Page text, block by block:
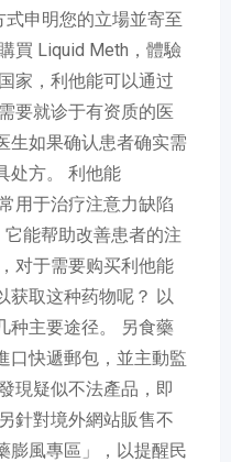
申明您的立場並寄至
買 Liquid Meth，體驗
家，利他能可以通过
要就诊于有资质的医
生如果确认患者确实需
处方。 利他能
用于治疗注意力缺陷
能帮助改善患者的注
对于需要购买利他能
获取这种药物呢？ 以
种主要途径。 另食藥
口快遞郵包，並主動監
現疑似不法產品，即
針對境外網站販售不
膨風專區」，以提醒民